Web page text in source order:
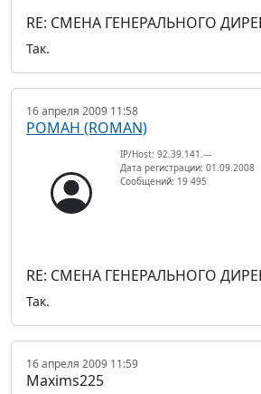
RE: СМЕНА ГЕНЕРАЛЬНОГО
Так.
16 апреля 2009 11:58
РОМАН (ROMAN)
IP/Host: 92.39.141.---
Дата регистрации: 01.09.2008
Сообщений: 19 495
RE: СМЕНА ГЕНЕРАЛЬНОГО
Так.
16 апреля 2009 11:59
Maxims225